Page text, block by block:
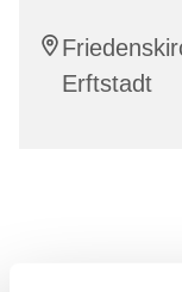
Erftstadt